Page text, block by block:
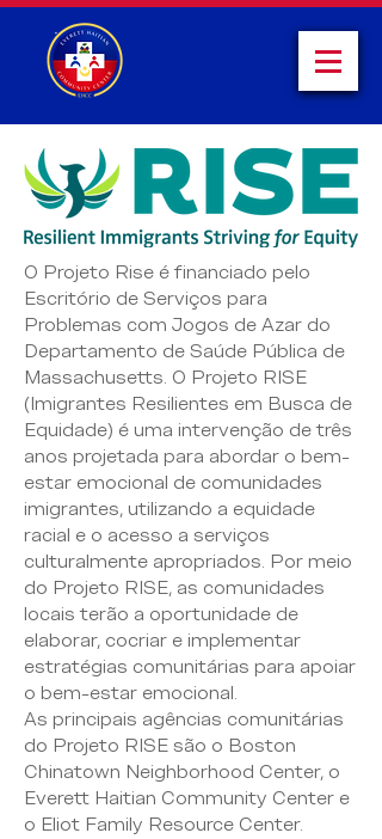
O Projeto Rise é financiado pelo
Escritório de Serviços para
Problemas com Jogos de Azar do
Departamento de Saúde Pública de
Massachusetts. O Projeto RISE
(Imigrantes Resilientes em Busca de
Equidade) é uma intervenção de três
anos projetada para abordar o bem-
estar emocional de comunidades
imigrantes, utilizando a equidade
racial e o acesso a serviços
culturalmente apropriados. Por meio
do Projeto RISE, as comunidades
locais terão a oportunidade de
elaborar, cocriar e implementar
estratégias comunitárias para apoiar
o bem-estar emocional.
As principais agências comunitárias
do Projeto RISE são o Boston
Chinatown Neighborhood Center, o
Everett Haitian Community Center e
o Eliot Family Resource Center.